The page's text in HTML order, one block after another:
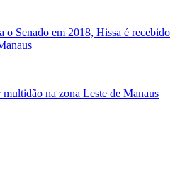
o Senado em 2018, Hissa é recebido
na zona Leste de Manaus